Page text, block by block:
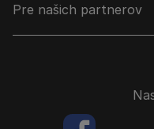
Pre našich partnerov